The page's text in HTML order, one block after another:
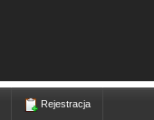
Rejestracja